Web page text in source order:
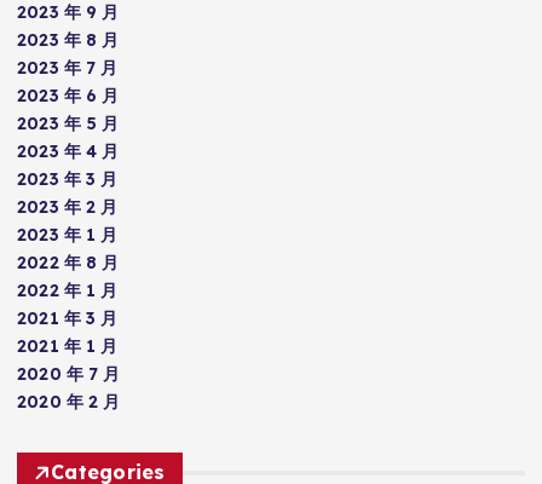
2023 年 9 月
2023 年 8 月
2023 年 7 月
2023 年 6 月
2023 年 5 月
2023 年 4 月
2023 年 3 月
2023 年 2 月
2023 年 1 月
2022 年 8 月
2022 年 1 月
2021 年 3 月
2021 年 1 月
2020 年 7 月
2020 年 2 月
Categories